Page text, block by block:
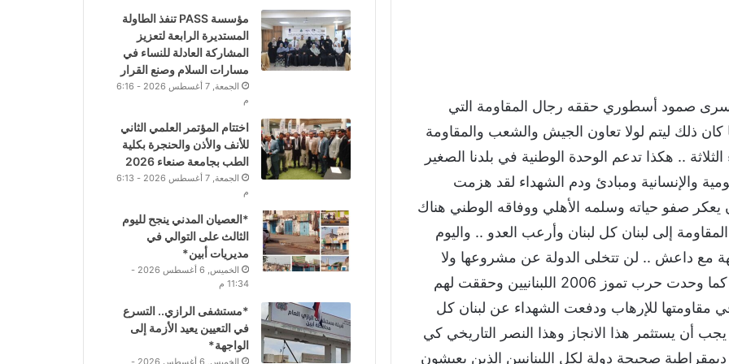
صمود أسطوري حققه رجال المقاومة التي
ذلك ليتم لولا تعاون الجيش والشعب والمقاومة
.. هكذا تدعم الوحدة الوطنية في بلدنا الصغير
والإنسانية ومبادئ ودم الشهداء لقد هزمت
صفو حياته وسلمه الأهلي ووفاقه الوطني هناك
إلى لبنان كل لبنان وأرعب العدو .. واليوم
مع داعش .. لن تتخلى الدولة عن مشروعها ولا
اللبنانيين عن وحدتهم .. التاريخ عاد ليثبت انه كما وحدت حرب تموز 2006 اللبنانيين وحققت لهم
للإرهاب ودفعت الشهداء عن لبنان كل
أن يستثمر هذا الانجاز وهذا النصر التاريخي كي
صحيحة دولة لكل اللبنانيين الذين يعيشون
مؤسسة PASS تنفذ الطاولة
المستديرة الرابعة لتعزيز
المشاركة العادلة للنساء في
مسارات السلام وصنع القرار
الجمعة, 7 أغسطس 2026 - 6:16
م
اختتام المؤتمر العلمي الثاني
للأنف والأذن والحنجرة بكلية
الطب بجامعة صنعاء 2026
الجمعة, 7 أغسطس 2026 - 6:13
م
*العصيان المدني ينجح لليوم
الثالث على التوالي في
مديريات أبين*
الخميس, 6 أغسطس 2026 -
11:34 م
*مستشفى الرازي.. التسرع
في التعيين يعيد الأزمة إلى
الواجهة*
الخميس, 6 أغسطس 2026 -